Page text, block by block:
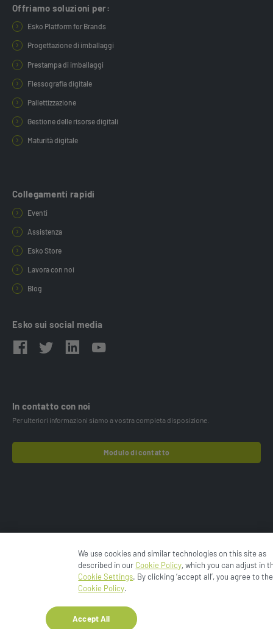
Offriamo soluzioni per:
Esko Platform for Brands
Progettazione di imballaggi
Prestampa di imballaggi
Flessografia digitale
Pallettizzazione
Gestione delle risorse digitali
Maturità digitale
Collegamenti rapidi
Eventi
Assistenza
Esko Store
Lavora con noi
Blog
Esko sui social media
In contatto con noi
Per ulteriori informazioni siamo a vostra completa disposizione.
Modulo di contatto
© 2024 Esko-Graphics BV.
Informativa sulla privacy
Informativa sui cookie
Cookies Settings
Condizioni d’uso
Termini e condizioni
We use cookies and similar technologies on this site as
described in our Cookie Policy, which you can adjust in
Cookie Settings. By clicking ‘accept all’, you agree to the
Cookie Policy.
Accept All